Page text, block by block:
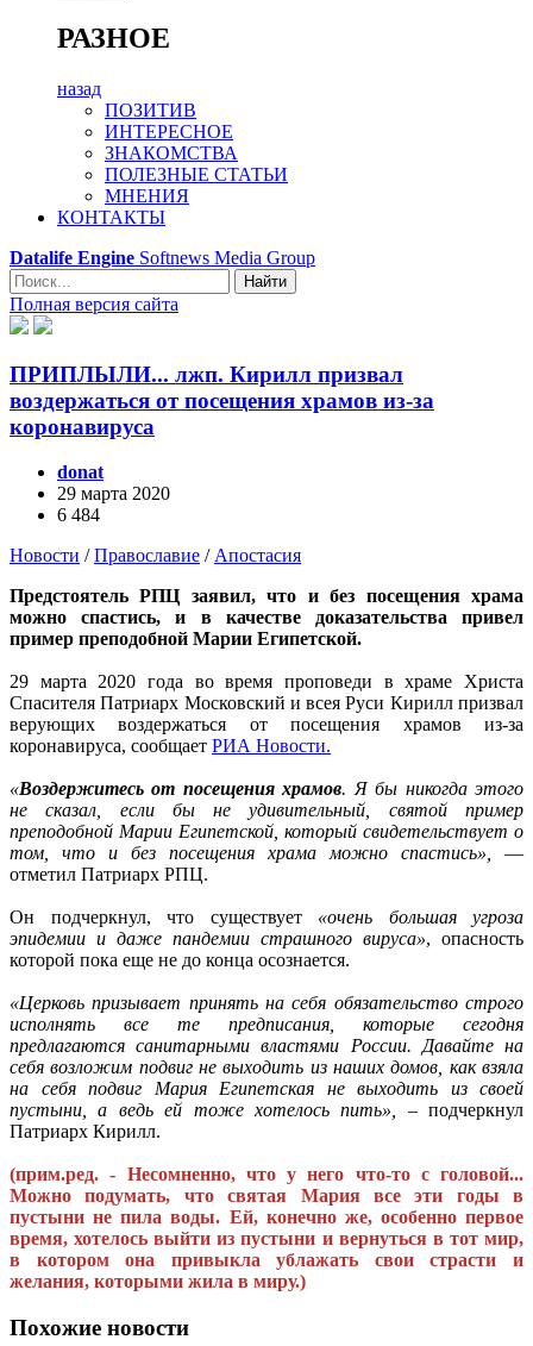
РАЗНОЕ
назад
ПОЗИТИВ
ИНТЕРЕСНОЕ
ЗНАКОМСТВА
ПОЛЕЗНЫЕ СТАТЬИ
МНЕНИЯ
КОНТАКТЫ
Datalife Engine Softnews Media Group
Найти
Полная версия сайта
ПРИПЛЫЛИ... лжп. Кирилл призвал
воздержаться от посещения храмов из-за
коронавируса
donat
29 марта 2020
6 484
Новости /Православие / Апостасия
Предстоятель РПЦ заявил, что и без посещения храма
можно спастись, и в качестве доказательства привел
пример преподобной Марии Египетской.
29 марта 2020 года во время проповеди в храме Христа
Спасителя Патриарх Московский и всея Руси Кирилл призвал
верующих воздержаться от посещения храмов из-за
коронавируса, сообщает РИА Новости.
«Воздержитесь от посещения храмов. Я бы никогда этого
не сказал, если бы не удивительный, святой пример
преподобной Марии Египетской, который свидетельствует о
том, что и без посещения храма можно спастись», —
отметил Патриарх РПЦ.
Он подчеркнул, что существует «очень большая угроза
эпидемии и даже пандемии страшного вируса», опасность
которой пока еще не до конца осознается.
«Церковь призывает принять на себя обязательство строго
исполнять все те предписания, которые сегодня
предлагаются санитарными властями России. Давайте на
себя возложим подвиг не выходить из наших домов, как взяла
на себя подвиг Мария Египетская не выходить из своей
пустыни, а ведь ей тоже хотелось пить»,
– подчеркнул
Патриарх Кирилл.
(прим.ред. - Несомненно, что у него что-то с головой...
Можно подумать, что святая Мария все эти годы в
пустыни не пила воды. Ей, конечно же, особенно первое
время, хотелось выйти из пустыни и вернуться в тот мир,
в котором она привыкла ублажать свои страсти и
желания, которыми жила в миру.)
Похожие новости